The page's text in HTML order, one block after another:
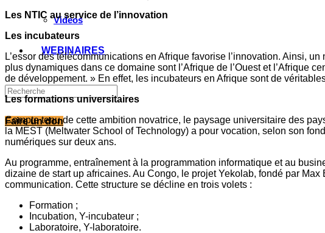
Videos
WEBINAIRES
Faire un don
Les NTIC au service de l’innovation
Les incubateurs
L’essor des télécommunications en Afrique favorise l’innovation. Ainsi,
plus dynamiques dans ce domaine sont l’Afrique de l’Ouest et l’Afrique
de développement. » En effet, les incubateurs en Afrique sont de
Les formations universitaires
Compte tenu de cette ambition novatrice, le paysage universitaire des
la MEST (Meltwater School of Technology) a pour vocation, selon son
numériques sur deux ans.
Au programme, entraînement à la programmation informatique et au
dizaine de start up africaines. Au Congo, le projet Yekolab, fondé par
communication. Cette structure se décline en trois volets :
Formation ;
Incubation, Y-incubateur ;
Laboratoire, Y-laboratoire.